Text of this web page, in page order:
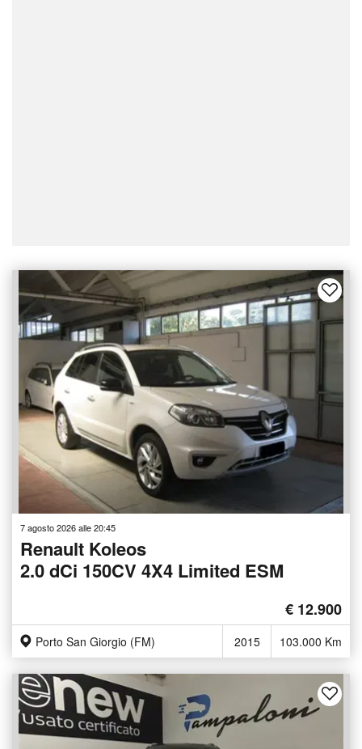
7 agosto 2026 alle 20:45
Renault Koleos
2.0 dCi 150CV 4X4 Limited ESM
€ 12.900
Porto San Giorgio (FM) 2015 103.000 Km